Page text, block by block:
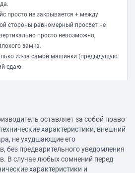
просто не закрывается + между
стороны равномерный просвет не
просто невозможно,
замка.
из-за самой машинки (предыдущую
сдаю.
и удобный. Не понимаю соседний
биения, возможно вам брак попался.
в кейсе, просто делать это надо
оставляет за собой право
характеристики, внешний
не ухудшающие его
без предварительного уведомления
В случае любых сомнений перед
характеристики и